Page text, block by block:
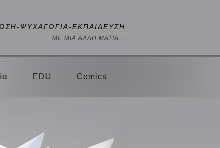
ΨΥΧΑΓΩΓΙΑ-ΕΚΠΑΙΔΕΥΣΗ
ΜΕ ΜΙΑ ΑΛΛΗ ΜΑΤΙΑ...
EDU Comics